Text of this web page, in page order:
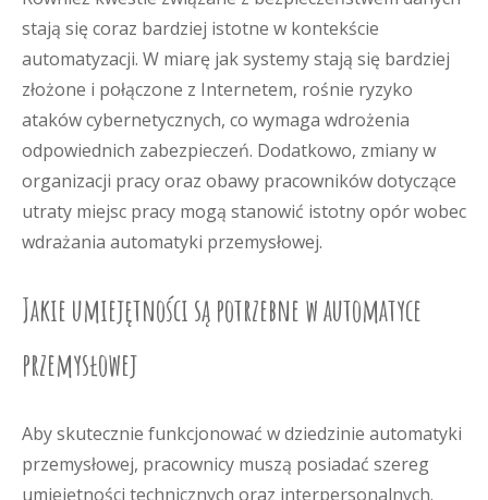
stają się coraz bardziej istotne w kontekście
automatyzacji. W miarę jak systemy stają się bardziej
złożone i połączone z Internetem, rośnie ryzyko
ataków cybernetycznych, co wymaga wdrożenia
odpowiednich zabezpieczeń. Dodatkowo, zmiany w
organizacji pracy oraz obawy pracowników dotyczące
utraty miejsc pracy mogą stanowić istotny opór wobec
wdrażania automatyki przemysłowej.
Jakie umiejętności są potrzebne w automatyce
przemysłowej
Aby skutecznie funkcjonować w dziedzinie automatyki
przemysłowej, pracownicy muszą posiadać szereg
umiejętności technicznych oraz interpersonalnych.